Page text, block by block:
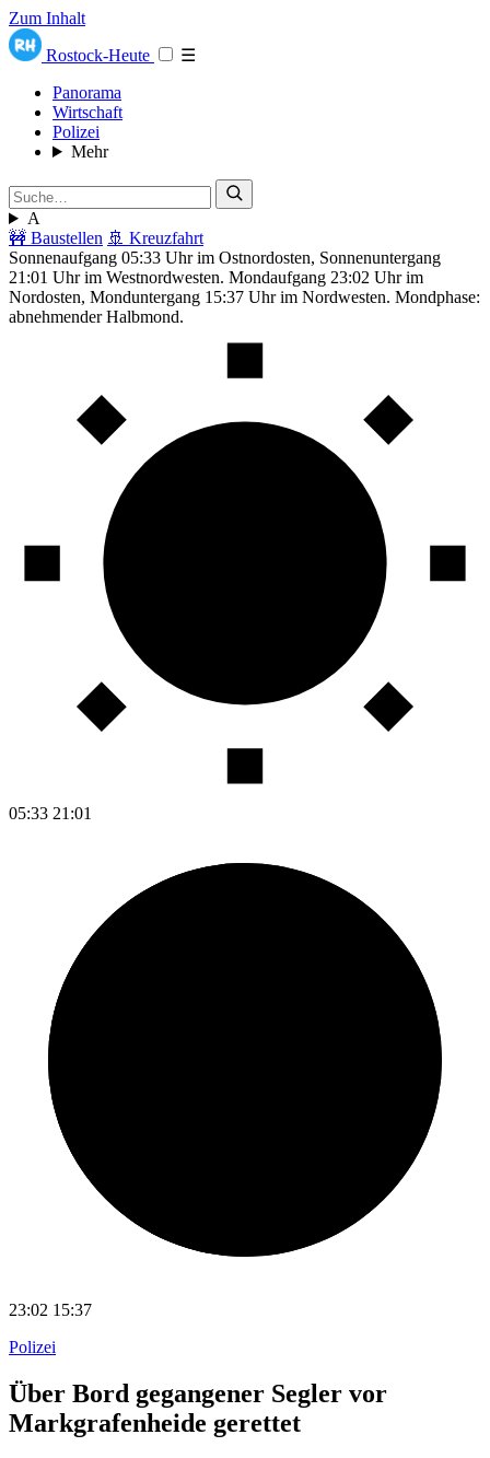
Zum Inhalt
Rostock-Heute
☰
Panorama
Wirtschaft
Polizei
Mehr
A
🚧 Baustellen 🚢 Kreuzfahrt
Sonnenaufgang 05:33 Uhr im Ostnordosten, Sonnenuntergang
21:01 Uhr im Westnordwesten. Mondaufgang 23:02 Uhr im
Nordosten, Monduntergang 15:37 Uhr im Nordwesten. Mondphase:
abnehmender Halbmond.
05:33 21:01
23:02 15:37
Polizei
Über Bord gegangener Segler vor
Markgrafenheide gerettet